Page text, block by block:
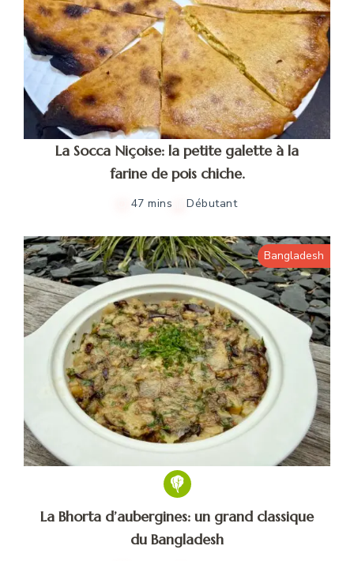
La Socca Niçoise: la petite galette à la
farine de pois chiche.
47 mins Débutant
Bangladesh
La Bhorta d’aubergines: un grand classique
du Bangladesh